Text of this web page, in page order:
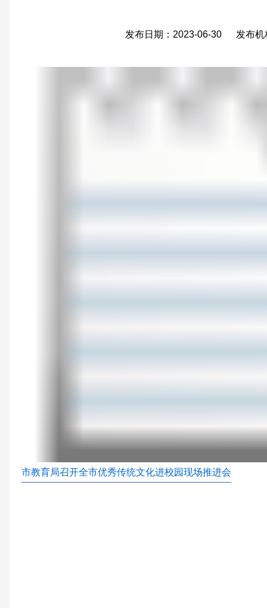
发布日期：2023-06-30 发布机
市教育局召开全市优秀传统文化进校园现场推进会